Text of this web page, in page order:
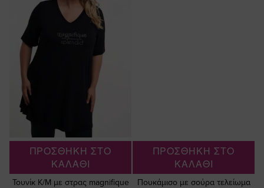
ΠΡΟΣΘΗΚΗ ΣΤΟ
ΚΑΛΑΘΙ
Τουνίκ Κ/Μ με στρας magnifique
ΠΡΟΣΘΗΚΗ ΣΤΟ
ΚΑΛΑΘΙ
Πουκάμισο με σούρα τελείωμα